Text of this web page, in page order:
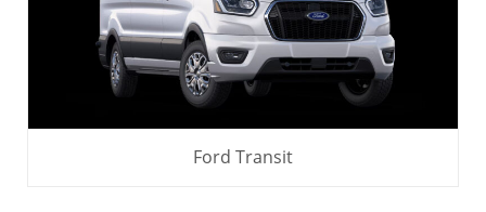
Ford Transit